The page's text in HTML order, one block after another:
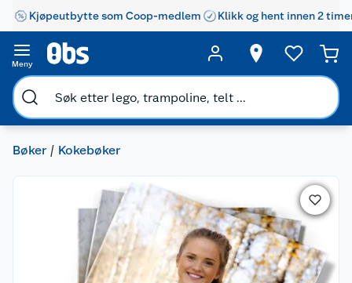
Kjøpeutbytte som Coop-medlem Klikk og hent innen 2
Meny
Bøker Kokebøker